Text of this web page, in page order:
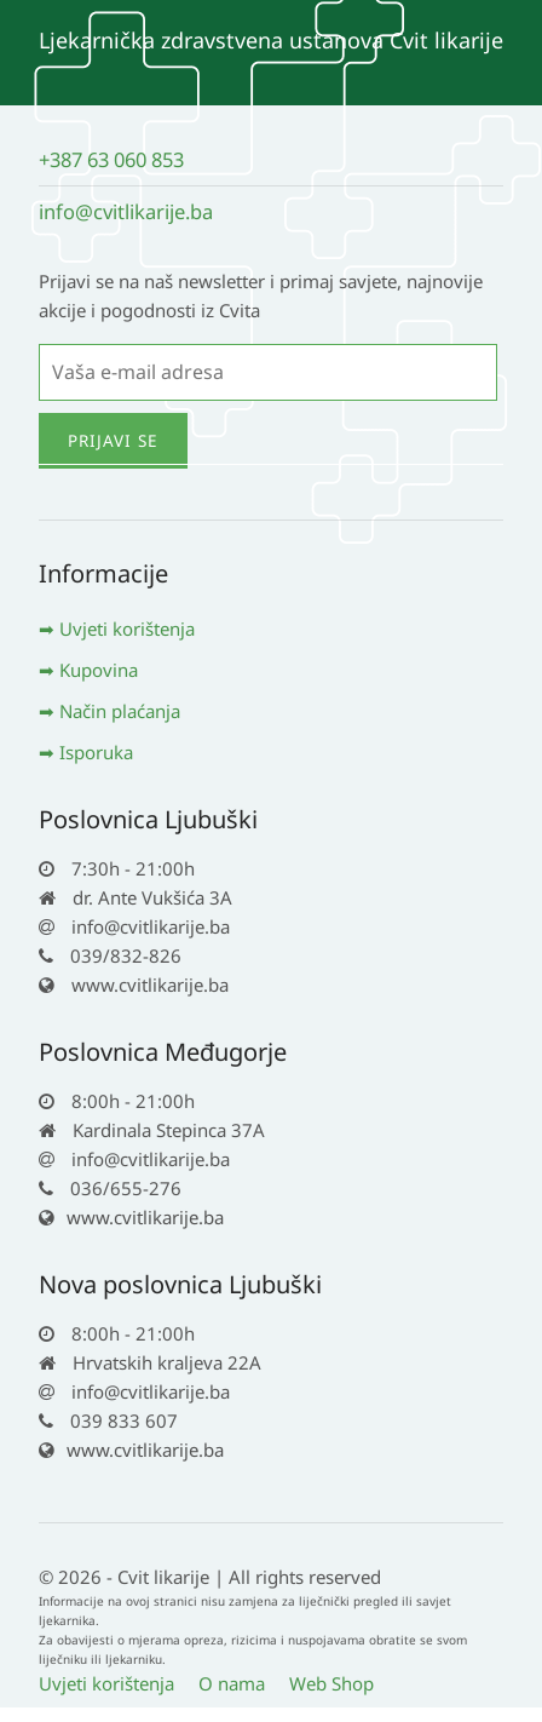
mogu
odabrati
Ljekarnička zdravstvena ustanova Cvit likarije
+387 63 060 853
info@cvitlikarije.ba
Prijavi se na naš newsletter i primaj savjete, najnovije
akcije i pogodnosti iz Cvita
Informacije
Uvjeti korištenja
Kupovina
Način plaćanja
Isporuka
Poslovnica Ljubuški
7:30h - 21:00h
dr. Ante Vukšića 3A
info@cvitlikarije.ba
039/832-826
www.cvitlikarije.ba
Poslovnica Međugorje
8:00h - 21:00h
Kardinala Stepinca 37A
info@cvitlikarije.ba
036/655-276
www.cvitlikarije.ba
Nova poslovnica Ljubuški
8:00h - 21:00h
Hrvatskih kraljeva 22A
info@cvitlikarije.ba
039 833 607
www.cvitlikarije.ba
© 2026 - Cvit likarije | All rights reserved
Informacije na ovoj stranici nisu zamjena za liječnički pregled ili savjet
ljekarnika.
Za obavijesti o mjerama opreza, rizicima i nuspojavama obratite se svom
liječniku ili ljekarniku.
Uvjeti korištenja O nama Web Shop